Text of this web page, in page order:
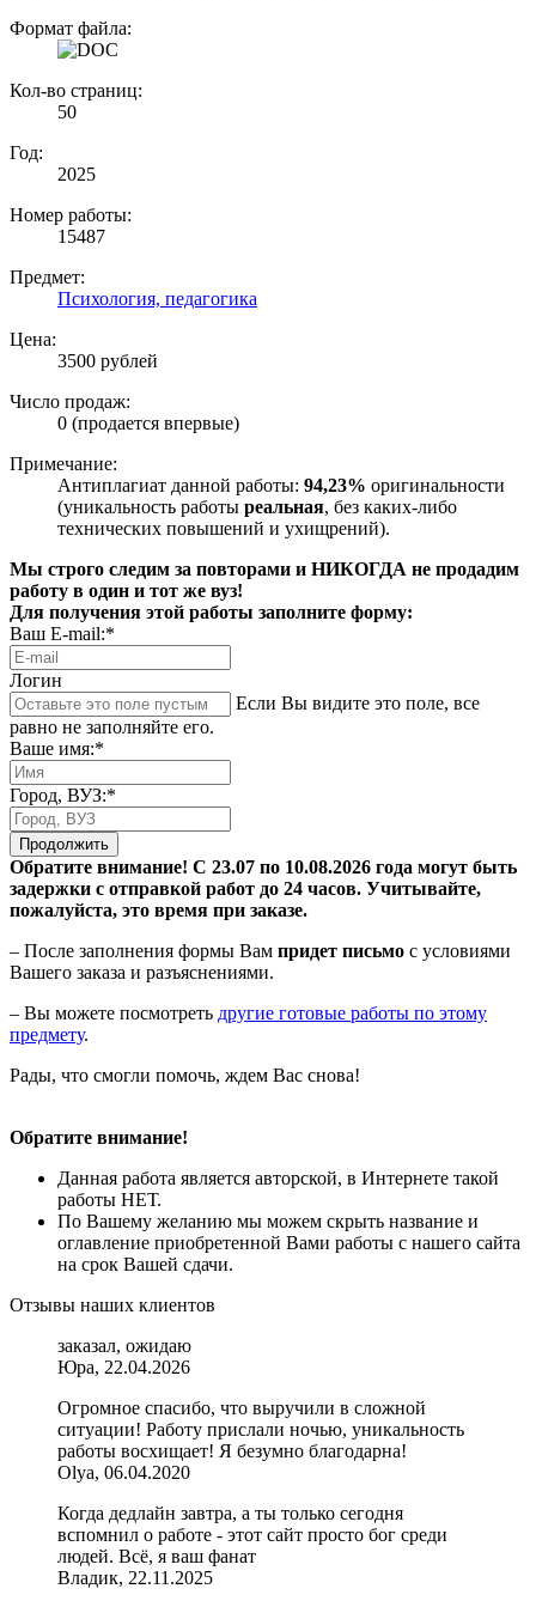
Формат файла:
Кол-во страниц:
50
Год:
2025
Номер работы:
15487
Предмет:
Психология, педагогика
Цена:
3500 рублей
Число продаж:
0 (продается впервые)
Примечание:
Антиплагиат данной работы: 94,23% оригинальности
(уникальность работы реальная, без каких-либо
технических повышений и ухищрений).
Мы строго следим за повторами и НИКОГДА не продадим
работу в один и тот же вуз!
Для получения этой работы заполните форму:
Ваш E-mail:*
Логин
Если Вы видите это поле, все
равно не заполняйте его.
Ваше имя:*
Город, ВУЗ:*
Продолжить
Обратите внимание! С 23.07 по 10.08.2026 года могут быть
задержки с отправкой работ до 24 часов. Учитывайте,
пожалуйста, это время при заказе.
– После заполнения формы Вам придет письмо с условиями
Вашего заказа и разъяснениями.
– Вы можете посмотреть другие готовые работы по этому
предмету.
Рады, что смогли помочь, ждем Вас снова!
Обратите внимание!
Данная работа является авторской, в Интернете такой
работы НЕТ.
По Вашему желанию мы можем скрыть название и
оглавление приобретенной Вами работы с нашего сайта
на срок Вашей сдачи.
Отзывы наших клиентов
заказал, ожидаю
Юра, 22.04.2026
Огромное спасибо, что выручили в сложной
ситуации! Работу прислали ночью, уникальность
работы восхищает! Я безумно благодарна!
Olya, 06.04.2020
Когда дедлайн завтра, а ты только сегодня
вспомнил о работе - этот сайт просто бог среди
людей. Всё, я ваш фанат
Владик, 22.11.2025